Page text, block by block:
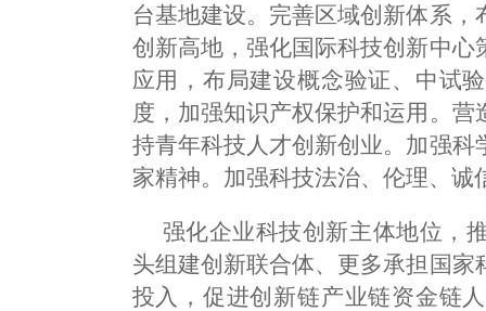
台基地建设。完善区域创新体系
创新高地，强化国际科技创新中
应用，布局建设概念验证、中试
度，加强知识产权保护和运用。
持青年科技人才创新创业。加强
家精神。加强科技法治、伦理、诚
强化企业科技创新主体地位，
头组建创新联合体、更多承担国
投入，促进创新链产业链资金链